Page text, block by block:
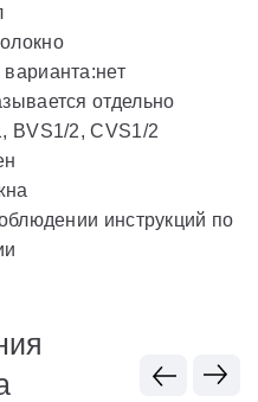
отдельно
BVS1/2, CVS1/2
инструкций по